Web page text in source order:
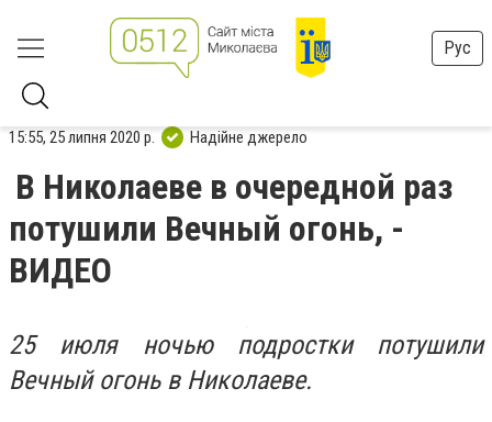
Рус
15:55, 25 липня 2020 р. Надійне джерело
В Николаеве в очередной раз
потушили Вечный огонь, -
ВИДЕО
25 июля ночью подростки потушили
Вечный огонь в Николаеве.